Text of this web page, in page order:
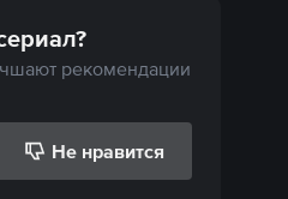
?
рекомендации
Не нравится